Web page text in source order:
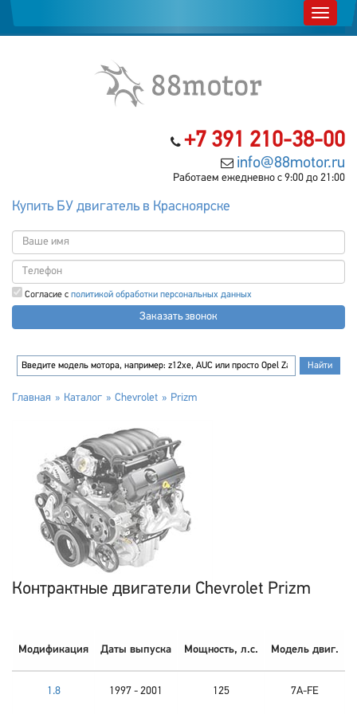
+7 391 210-38-00
info@88motor.ru
Работаем ежедневно с 9:00 до 21:00
Купить БУ двигатель в Красноярске
Согласие с политикой обработки персональных данных
Заказать звонок
Главная Каталог Chevrolet Prizm
Контрактные двигатели Chevrolet Prizm
Модификация Даты выпуска Мощность, л.с. Модель двиг.
1.8 1997 - 2001 125 7A-FE